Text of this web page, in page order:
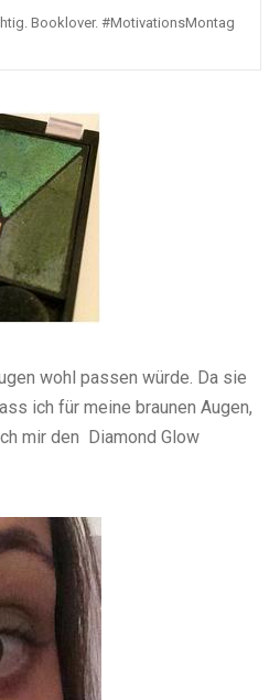
Booklover. #MotivationsMontag
wohl passen würde. Da sie
ich für meine braunen Augen,
mir den Diamond Glow